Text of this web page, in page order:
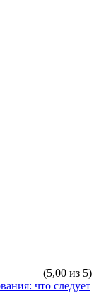
(5,00 из 5)
что следует